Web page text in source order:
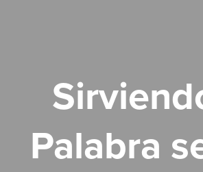
Palabra